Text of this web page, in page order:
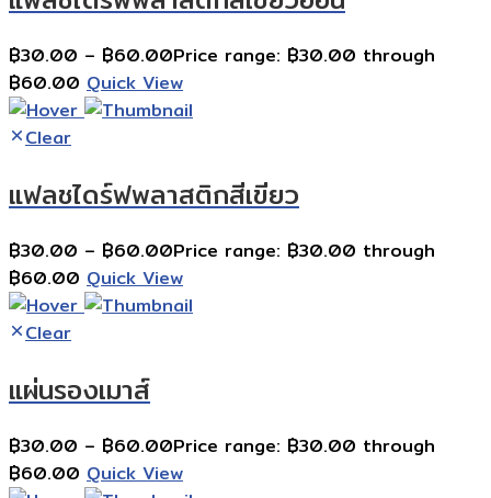
฿30.00 – ฿60.00Price range: ฿30.00 through
฿60.00 Quick View
Clear
แฟลชไดร์ฟพลาสติกสีเขียว
฿30.00 – ฿60.00Price range: ฿30.00 through
฿60.00 Quick View
Clear
แผ่นรองเมาส์
฿30.00 – ฿60.00Price range: ฿30.00 through
฿60.00 Quick View